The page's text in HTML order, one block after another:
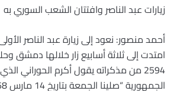
زيارات عبد الناصر وافتتان الشعب السوري به
أحمد منصور: نعود إلى زيارة عبد الناصر
امتدت إلى ثلاثة أسابيع زار خلالها دمشق
2594 من مذكراته يقول أكرم الحوراني